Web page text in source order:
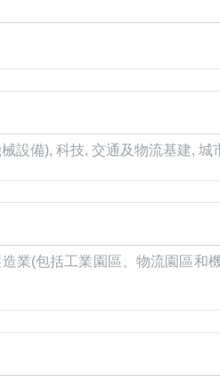
設備), 科技, 交通及物流基建, 城
業(包括工業園區、物流園區和